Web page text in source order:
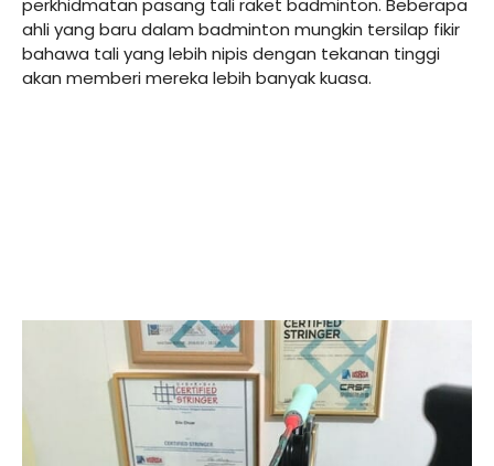
perkhidmatan pasang tali raket badminton. Beberapa
ahli yang baru dalam badminton mungkin tersilap fikir
bahawa tali yang lebih nipis dengan tekanan tinggi
akan memberi mereka lebih banyak kuasa.